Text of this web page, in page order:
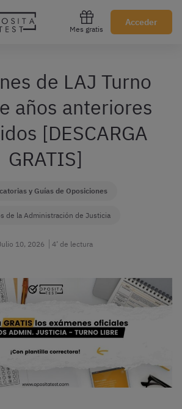
Mes gratis
Acceder
Regístrate gratis
de LAJ Turno
años anteriores
[DESCARGA
GRATIS]
y Guías de Oposiciones
de la Administración de Justicia
10, 2026 4’ de lectura